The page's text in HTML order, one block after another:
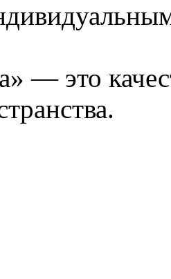
— это